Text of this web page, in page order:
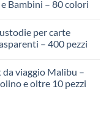
Bambini – 80 colori
per carte
– 400 pezzi
viaggio Malibu –
e oltre 10 pezzi